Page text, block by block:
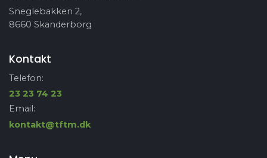
Sneglebakken 2,
8660 Skanderborg
Kontakt
Telefon:
23 23 74 23
Email:
kontakt@tftm.dk